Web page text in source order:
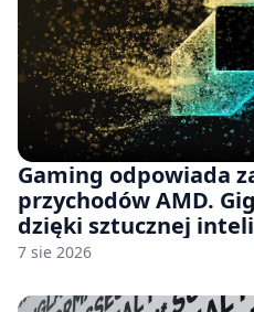
Gaming odpowiada
przychodów AMD.
dzięki sztucznej
7 sie 2026